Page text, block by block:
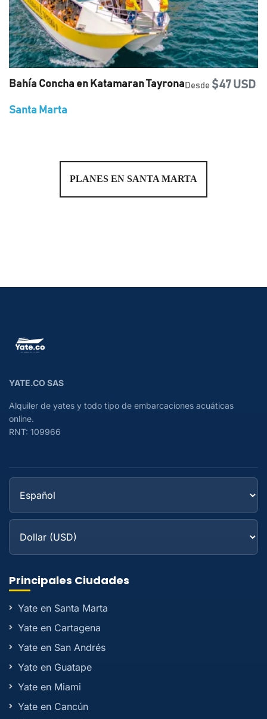
Bahía Concha en Katamaran Tayrona Desde $47 USD
Santa Marta
PLANES EN SANTA MARTA
YATE.CO SAS
Alquiler de yates y todo tipo de embarcaciones acuáticas
online.
RNT: 109966
Principales Ciudades
Yate en Santa Marta
Yate en Cartagena
Yate en San Andrés
Yate en Guatape
Yate en Miami
Yate en Cancún